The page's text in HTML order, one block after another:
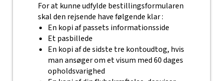
For at kunne udfylde bestillingsformularen
skal den rejsende have følgende klar :
En kopi af passets informationsside
Et pasbillede
En kopi af de sidste tre kontoudtog, hvis
man ansøger om et visum med 60 dages
opholdsvarighed